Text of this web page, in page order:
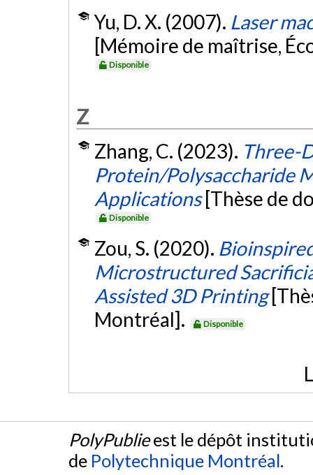
Yu, D. X. (2007). Laser
[Mémoire de maîtrise,
Disponible
Z
Zhang, C. (2023). Three-
Protein/Polysaccharide
Applications [Thèse de
Disponible
Zou, S. (2020).
Microstructured
Assisted 3D Printing
Montréal].
Disponible
PolyPublieest le dépôt
de Polytechnique Montréal.